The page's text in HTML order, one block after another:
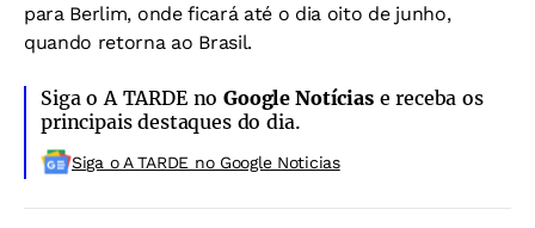
para Berlim, onde ficará até o dia oito de junho,
quando retorna ao Brasil.
Siga o A TARDE noGoogle Notíciase receba os
principais destaques do dia.
Siga o A TARDE no Google Noticias